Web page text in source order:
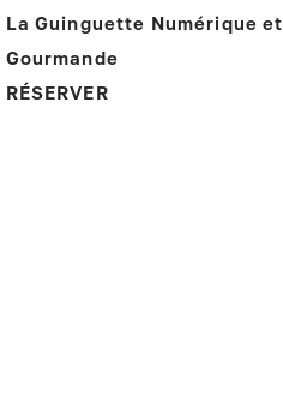
La Guinguette Numérique et
Gourmande
RÉSERVER